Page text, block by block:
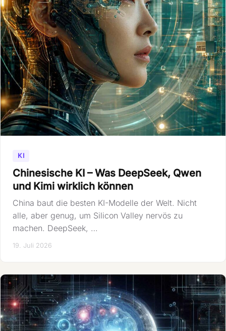
KI
Chinesische KI – Was DeepSeek, Qwen
und Kimi wirklich können
China baut die besten KI-Modelle der Welt. Nicht
alle, aber genug, um Silicon Valley nervös zu
machen. DeepSeek, …
19. Juli 2026